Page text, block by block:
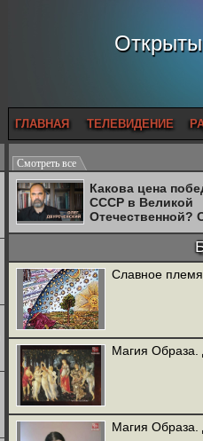
ГЛАВНАЯ ТЕЛЕВИДЕНИЕ
Смотреть все
Какова цена
СССР в Великой
Отечественной?
Двуреченский о
Славное
Магия Образа.
Магия Образа.